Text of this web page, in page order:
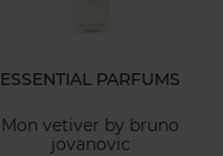
ESSENTIAL PARFUMS
Mon vetiver by bruno
jovanovic